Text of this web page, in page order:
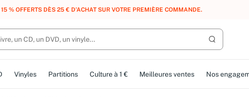
POINTS, DES RÉCOMPENSES :REJOIGNEZ GRATUITEMENT LE CLUB AMMAREAL.
Lancer la
Vinyles Partitions Culture à 1 € Meilleures ventes Nos